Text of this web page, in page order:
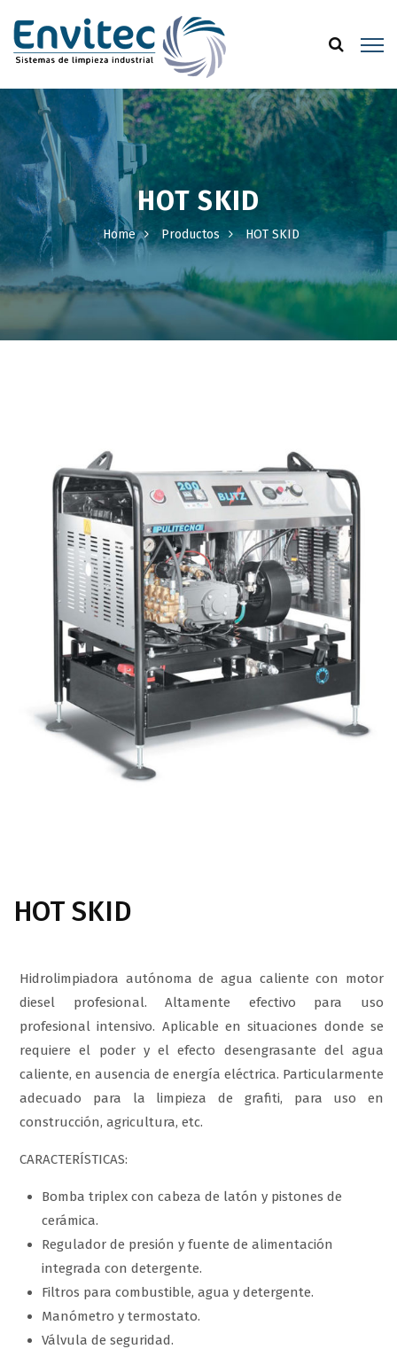
HOT SKID
Home Productos HOT SKID
HOT SKID
Hidrolimpiadora autónoma de agua caliente con motor
diesel profesional. Altamente efectivo para uso
profesional intensivo. Aplicable en situaciones donde se
requiere el poder y el efecto desengrasante del agua
caliente, en ausencia de energía eléctrica. Particularmente
adecuado para la limpieza de grafiti, para uso en
construcción, agricultura, etc.
CARACTERÍSTICAS:
Bomba triplex con cabeza de latón y pistones de
cerámica.
Regulador de presión y fuente de alimentación
integrada con detergente.
Filtros para combustible, agua y detergente.
Manómetro y termostato.
Válvula de seguridad.